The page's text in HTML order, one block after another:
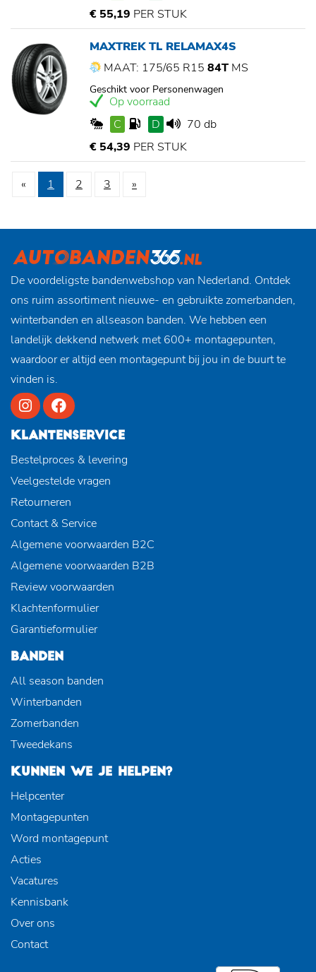
€ 55,19 PER STUK
MAXTREK TL RELAMAX4S
MAAT: 175/65 R15 84T MS
Geschikt voor Personenwagen
Op voorraad
C
D
70 db
€ 54,39 PER STUK
« 1 2 3 »
De voordeligste bandenwebshop van Nederland. Ontdek
ons ruim assortiment nieuwe- en gebruikte zomerbanden,
winterbanden en allseason banden. We hebben een
landelijk dekkend netwerk met 600+ montagepunten,
waardoor er altijd een montagepunt bij jou in de buurt te
vinden is.
KLANTENSERVICE
Bestelproces & levering
Veelgestelde vragen
Retourneren
Contact & Service
Algemene voorwaarden B2C
Algemene voorwaarden B2B
Review voorwaarden
Klachtenformulier
Garantieformulier
BANDEN
All season banden
Winterbanden
Zomerbanden
Tweedekans
KUNNEN WE JE HELPEN?
Helpcenter
Montagepunten
Word montagepunt
Acties
Vacatures
Kennisbank
Over ons
Contact